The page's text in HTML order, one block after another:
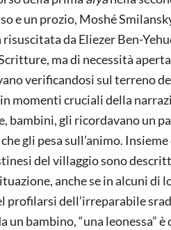
e un prozio, Moshé
da Eliezer Ben-
ma di necessità
verificandosi sul terreno
momenti cruciali della
bambini, gli ricordavano un
gli pesa sull’animo.
del villaggio sono
anche se in alcuni di
profilarsi dell’irreparabile
bambino, “una leonessa”